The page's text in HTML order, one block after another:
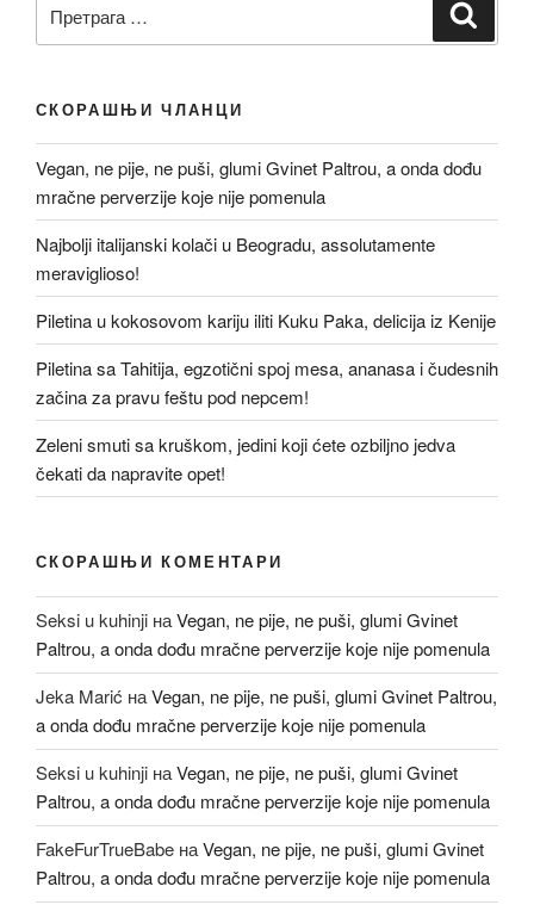
за:
СКОРАШЊИ ЧЛАНЦИ
Vegan, ne pije, ne puši, glumi Gvinet Paltrou, a onda dođu
mračne perverzije koje nije pomenula
Najbolji italijanski kolači u Beogradu, assolutamente
meraviglioso!
Piletina u kokosovom kariju iliti Kuku Paka, delicija iz Kenije
Piletina sa Tahitija, egzotični spoj mesa, ananasa i čudesnih
začina za pravu feštu pod nepcem!
Zeleni smuti sa kruškom, jedini koji ćete ozbiljno jedva
čekati da napravite opet!
СКОРАШЊИ КОМЕНТАРИ
Seksi u kuhinji наVegan, ne pije, ne puši, glumi Gvinet
Paltrou, a onda dođu mračne perverzije koje nije pomenula
Jeka Marić наVegan, ne pije, ne puši, glumi Gvinet Paltrou,
a onda dođu mračne perverzije koje nije pomenula
Seksi u kuhinji наVegan, ne pije, ne puši, glumi Gvinet
Paltrou, a onda dođu mračne perverzije koje nije pomenula
FakeFurTrueBabe наVegan, ne pije, ne puši, glumi Gvinet
Paltrou, a onda dođu mračne perverzije koje nije pomenula